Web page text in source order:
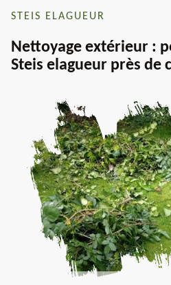
STEIS ELAGUEUR
Nettoyage extérieur :
Steis elagueur près de